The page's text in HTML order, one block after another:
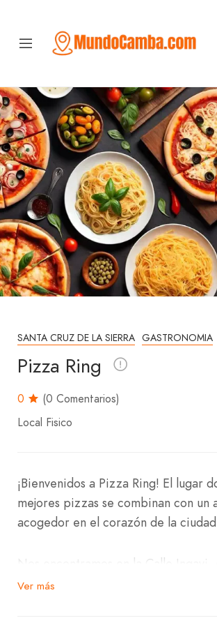
SANTA CRUZ DE LA SIERRA GASTRONOMIA
Pizza Ring
0
(0 Comentarios)
Local Fisico
¡Bienvenidos a Pizza Ring! El lugar
mejores pizzas se combinan con un
acogedor en el corazón de la
Nos encontramos en la Calle Ingavi,
Velasco, en la Zona Centro. Pizza
Ver más